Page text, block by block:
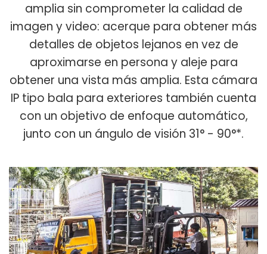
amplia sin comprometer la calidad de
imagen y video: acerque para obtener más
detalles de objetos lejanos en vez de
aproximarse en persona y aleje para
obtener una vista más amplia. Esta cámara
IP tipo bala para exteriores también cuenta
con un objetivo de enfoque automático,
junto con un ángulo de visión 31° - 90°*.